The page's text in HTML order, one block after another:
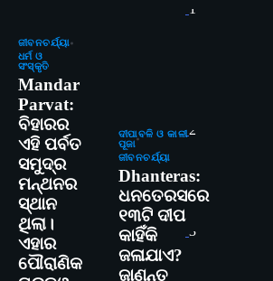
ଜୀବନଚର୍ଯ୍ୟା
ଧର୍ମ ଓ
ସଂସ୍କୃତି
Mandar
Parvat:
ବିହାରର
ଏହି ପର୍ବତ
ସମୁଦ୍ର
ମନ୍ଥନର
ସ୍ଥାନ
ଥିଲା।
ଏହାର
ପୌରାଣିକ
ଦୀପାବଳି ଓ କାଳୀ
ପୂଜା
ଜୀବନଚର୍ଯ୍ୟା
Dhanteras:
ଧନତେରସରେ
୧୩ଟି ଦୀପ
କାହିଁକି
ଜଳାଯାଏ?
ଜାଣନ୍ତୁ
1
2
3